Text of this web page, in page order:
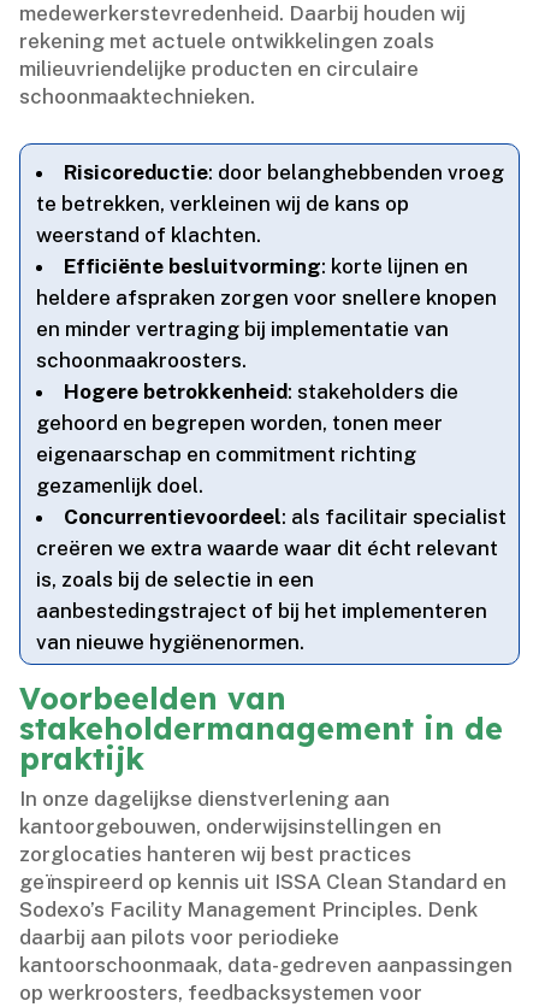
medewerkerstevredenheid.​ Daarbij houden wij
rekening met actuele ontwikkelingen zoals
milieuvriendelijke producten en circulaire
schoonmaaktechnieken.​
Risicoreductie: door belanghebbenden vroeg
te betrekken, verkleinen wij de kans op
weerstand of klachten.​
Efficiënte besluitvorming: korte lijnen en
heldere afspraken zorgen voor snellere knopen
en minder vertraging bij implementatie van
schoonmaakroosters.​
Hogere betrokkenheid: stakeholders die
gehoord en begrepen worden, tonen meer
eigenaarschap en commitment richting
gezamenlijk doel.​
Concurrentievoordeel: als facilitair specialist
creëren we extra waarde waar dit écht relevant
is, zoals bij de selectie in een
aanbestedingstraject of bij het implementeren
van nieuwe hygiënenormen.​
Voorbeelden van
stakeholdermanagement in de
praktijk
In onze dagelijkse dienstverlening aan
kantoorgebouwen, onderwijsinstellingen en
zorglocaties hanteren wij best practices
geïnspireerd op kennis uit ISSA Clean Standard en
Sodexo’s Facility Management Principles.​ Denk
daarbij aan pilots voor periodieke
kantoorschoonmaak, data-gedreven aanpassingen
op werkroosters, feedbacksystemen voor